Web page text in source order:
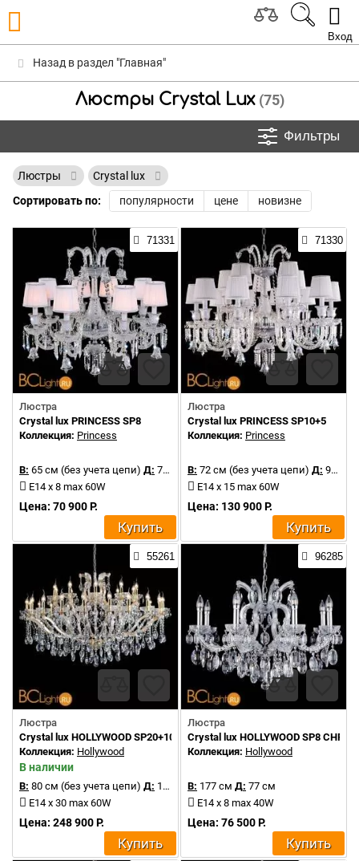
Вход
Назад в раздел "Главная"
Люстры Crystal Lux(75)
Фильтры
Люстры
Crystal lux
Сортировать по:
популярности цене новизне
71331
Люстра
Crystal lux PRINCESS SP8
Коллекция: Princess
В: 65 см (без учета цепи) Д: 75 см
E14 x 8 max 60W
Цена: 70 900 Р.
Купить
71330
Люстра
Crystal lux PRINCESS SP10+5
Коллекция: Princess
В: 72 см (без учета цепи) Д: 90 см
E14 x 15 max 60W
Цена: 130 900 Р.
Купить
55261
Люстра
Crystal lux HOLLYWOOD SP20+10 GOLD
Коллекция: Hollywood
В наличии
В: 80 см (без учета цепи) Д: 130 см
E14 x 30 max 60W
Цена: 248 900 Р.
Купить
96285
Люстра
Crystal lux HOLLYWOOD SP8
Коллекция: Hollywood
В: 177 см Д: 77 см
E14 x 8 max 40W
Цена: 76 500 Р.
Купить